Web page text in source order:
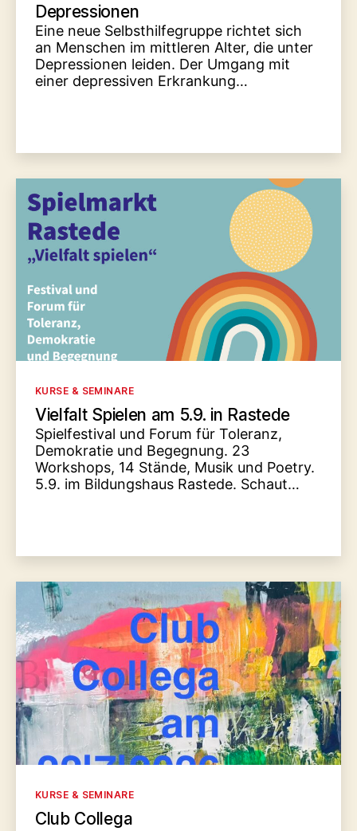
Depressionen
Eine neue Selbsthilfegruppe richtet sich
an Menschen im mittleren Alter, die unter
Depressionen leiden. Der Umgang mit
einer depressiven Erkrankung…
Kategorien
KURSE & SEMINARE
Vielfalt Spielen am 5.9. in Rastede
Spielfestival und Forum für Toleranz,
Demokratie und Begegnung. 23
Workshops, 14 Stände, Musik und Poetry.
5.9. im Bildungshaus Rastede. Schaut…
Kategorien
KURSE & SEMINARE
Club Collega